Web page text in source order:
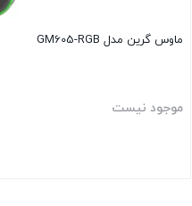
ماوس گرین مدل GM605-RGB
موجود نیست